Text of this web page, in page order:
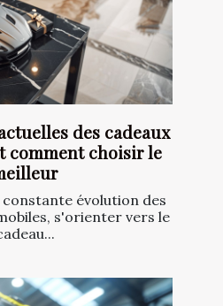
des cadeaux
comment choisir le
évolution des
s'orienter vers le